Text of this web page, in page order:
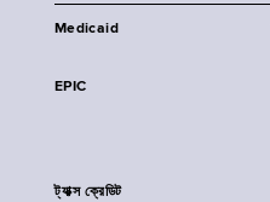
Medicaid
EPIC
ট্যাক্স ক্রেডিট